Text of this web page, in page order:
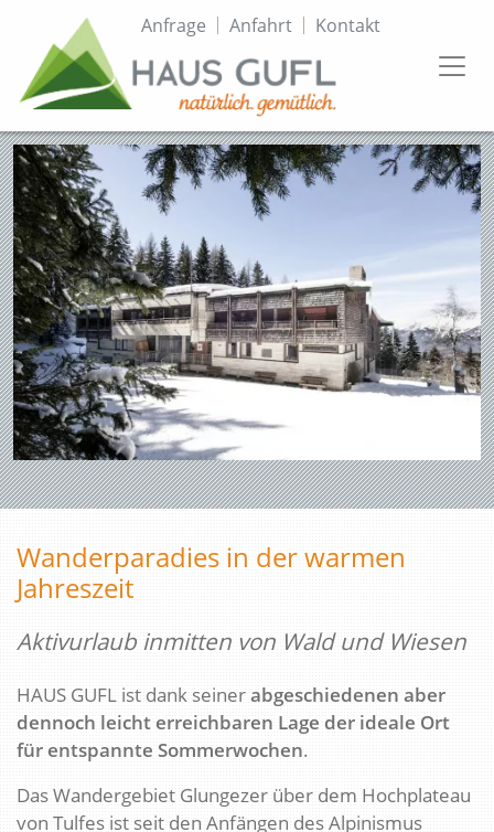
Direkt
Inhalt
TopmenüAnfrage Anfahrt Kontakt
Wanderparadies in der warmen
Jahreszeit
Aktivurlaub inmitten von Wald und Wiesen
HAUS GUFL ist dank seinerabgeschiedenen aber
dennoch leicht erreichbaren Lage der ideale Ort
für entspannte Sommerwochen.
Das Wandergebiet Glungezer über dem Hochplateau
von Tulfes ist seit den Anfängen des Alpinismus